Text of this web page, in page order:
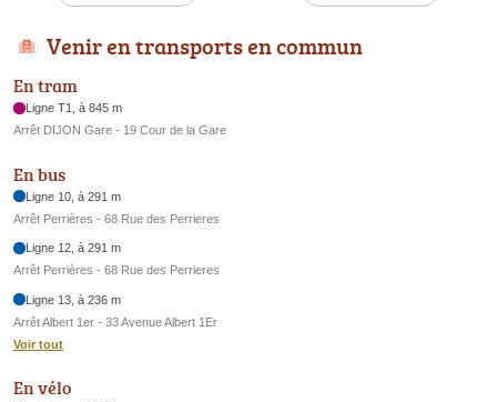
Venir en transports en commun
En tram
Ligne T1, à 845 m
Arrêt DIJON Gare - 19 Cour de la Gare
En bus
Ligne 10, à 291 m
Arrêt Perrières - 68 Rue des Perrieres
Ligne 12, à 291 m
Arrêt Perrières - 68 Rue des Perrieres
Ligne 13, à 236 m
Arrêt Albert 1er - 33 Avenue Albert 1Er
Voir tout
En vélo